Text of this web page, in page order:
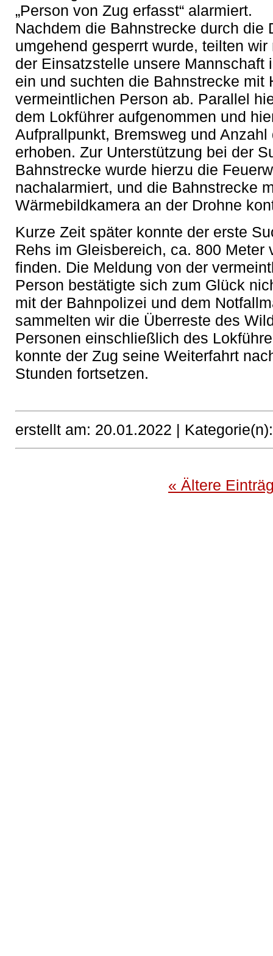
„Person von Zug erfasst“ alarmiert.
Nachdem die Bahnstrecke durch die
umgehend gesperrt wurde, teilten
der Einsatzstelle unsere Mannschaft
ein und suchten die Bahnstrecke mit
vermeintlichen Person ab. Parallel
dem Lokführer aufgenommen und
Aufprallpunkt, Bremsweg und
erhoben. Zur Unterstützung bei der
Bahnstrecke wurde hierzu die
nachalarmiert, und die Bahnstrecke
Wärmebildkamera an der Drohne
Kurze Zeit später konnte der erste
Rehs im Gleisbereich, ca. 800 Meter
finden. Die Meldung von der
Person bestätigte sich zum Glück
mit der Bahnpolizei und dem
sammelten wir die Überreste des
Personen einschließlich des
konnte der Zug seine Weiterfahrt
Stunden fortsetzen.
erstellt am: 20.01.2022 |
« Ältere